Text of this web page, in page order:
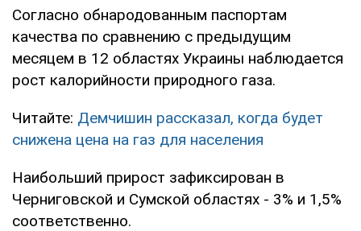
Согласно обнародованным паспортам
качества по сравнению с предыдущим
месяцем в 12 областях Украины наблюдается
рост калорийности природного газа.
Читайте: Демчишин рассказал, когда будет
снижена цена на газ для населения
Наибольший прирост зафиксирован в
Черниговской и Сумской областях - 3% и 1,5%
соответственно.